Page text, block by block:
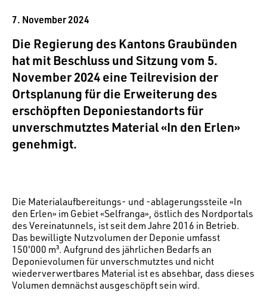
7. November 2024
Die Regierung des Kantons Graubünden
hat mit Beschluss und Sitzung vom 5.
November 2024 eine Teilrevision der
Ortsplanung für die Erweiterung des
erschöpften Deponiestandorts für
unverschmutztes Material «In den Erlen»
genehmigt.
Die Materialaufbereitungs- und -ablagerungssteile «In
den Erlen» im Gebiet «Selfranga», östlich des Nordportals
des Vereinatunnels, ist seit dem Jahre 2016 in Betrieb.
Das bewilligte Nutzvolumen der Deponie umfasst
150'000 m³. Aufgrund des jährlichen Bedarfs an
Deponievolumen für unverschmutztes und nicht
wiederverwertbares Material ist es absehbar, dass dieses
Volumen demnächst ausgeschöpft sein wird.